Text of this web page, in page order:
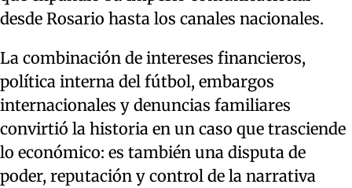
desde Rosario hasta los canales nacionales.
La combinación de intereses financieros,
política interna del fútbol, embargos
internacionales y denuncias familiares
convirtió la historia en un caso que trasciende
lo económico: es también una disputa de
poder, reputación y control de la narrativa